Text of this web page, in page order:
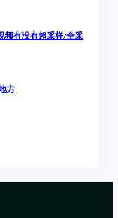
频有没有超采样/全采
方